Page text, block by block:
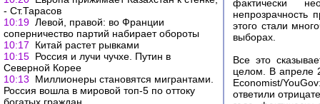
- Ст.Тарасов
10:19 Левой, правой: во Франции
соперничество партий набирает обороты
10:17
Китай растет рывками
10:15 Россия и лучи чучхе. Путин в
Северной Корее
10:13
Миллионеры становятся мигрантами.
Россия вошла в мировой топ-5 по оттоку
фактически
непрозрачность
этого стали
выборах.
Все это
целом. В апреле
Economist/
ответили